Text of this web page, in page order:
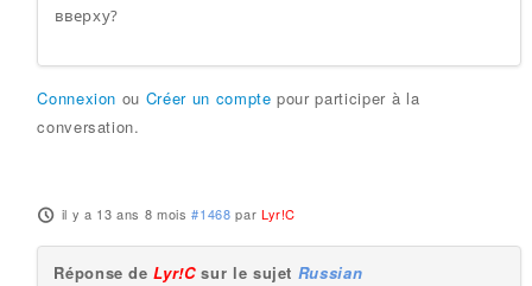
вверху?
Connexion ou Créer un compte pour participer à la
conversation.
il y a 13 ans 8 mois #1468 par Lyr!C
Réponse deLyr!Csur le sujet Russian